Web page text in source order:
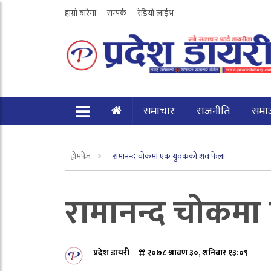
हाम्रो बारेमा सम्पर्क रेडियो लाईभ
समाचार राजनीति
होमपेज रामानन्द चोकमा एक युवकको शव फेला
रामानन्द
प्रदेश डायरी २०७८ श्रावण ३०, शनिबार १३:०९